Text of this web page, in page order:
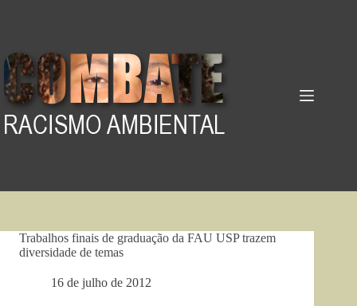
Trabalhos finais de graduação da FAU USP trazem
diversidade de temas
16 de julho de 2012